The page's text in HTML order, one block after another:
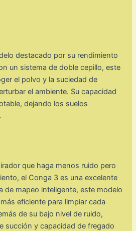
destacado por su rendimiento
un sistema de doble cepillo, este
el polvo y la suciedad de
el ambiente. Su capacidad
dejando los suelos
que haga menos ruido pero
el Conga 3 es una excelente
de mapeo inteligente, este modelo
eficiente para limpiar cada
de su bajo nivel de ruido,
succión y capacidad de fregado